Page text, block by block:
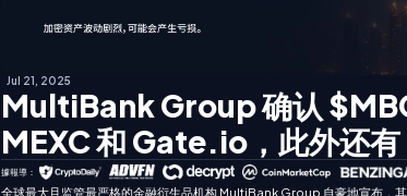
Jul 21, 2025
MultiBank Group 确认
MEXC 和 Gate.io，此外还
據報導：
全球最大且监管最严格的金融衍生品机构 MultiBank Group 自豪地宣布，